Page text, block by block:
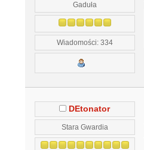
Gaduła
Wiadomości: 334
DEtonator
Stara Gwardia